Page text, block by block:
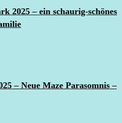
2025 – ein schaurig-schönes
– Neue Maze Parasomnis –